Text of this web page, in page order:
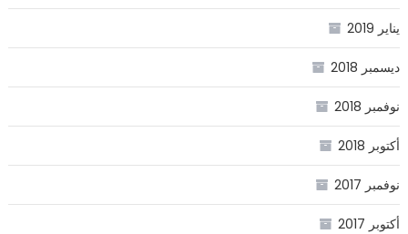
يناير 2019
ديسمبر 2018
نوفمبر 2018
أكتوبر 2018
نوفمبر 2017
أكتوبر 2017